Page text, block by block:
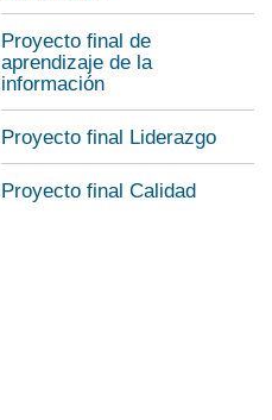
Proyecto final de
aprendizaje de la
información
Proyecto final Liderazgo
Proyecto final Calidad